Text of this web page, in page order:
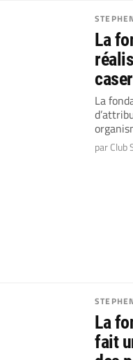
La
La
par Club
La
fait